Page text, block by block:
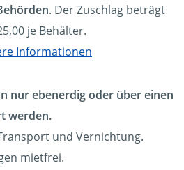
. Der Zuschlag beträgt
je Behälter.
Informationen
nur ebenerdig oder über einen
werden.
und Vernichtung.
mietfrei.